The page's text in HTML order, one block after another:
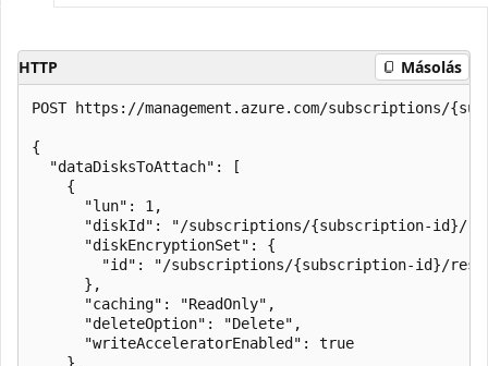
HTTP Másolás
POST https://management.azure.com/subscriptions/
{
  "dataDisksToAttach": [
    {
      "lun": 1,
"diskId": "/subscriptions/{subscription-id}/
      "diskEncryptionSet": {
"id": "/subscriptions/{subscription-id}/
      },
      "caching": "ReadOnly",
      "deleteOption": "Delete",
      "writeAcceleratorEnabled": true
    },